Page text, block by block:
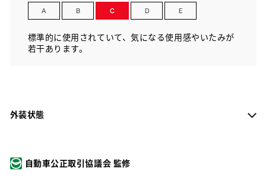
標準的に使用されていて、気になる使用感やいたみが
若干あります。
外装状態
自動車公正取引協議会 監修